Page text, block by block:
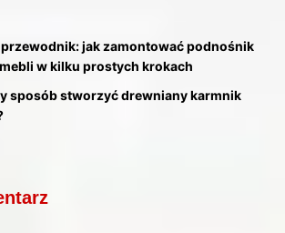
jak zamontować podnośnik
w kilku prostych krokach
sposób stworzyć drewniany karmnik